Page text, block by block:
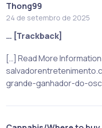
Thong99
24 de setembro de 2025
… [Trackback]
[…] Read More
grande-ganhador-do-